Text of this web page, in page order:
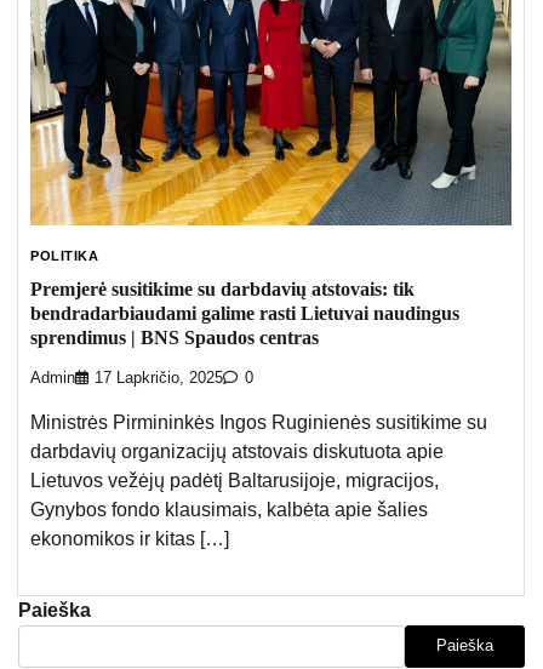
POLITIKA
Premjerė susitikime su darbdavių atstovais: tik
bendradarbiaudami galime rasti Lietuvai naudingus
sprendimus | BNS Spaudos centras
Admin 17 Lapkričio, 2025 0
Ministrės Pirmininkės Ingos Ruginienės susitikime su
darbdavių organizacijų atstovais diskutuota apie
Lietuvos vežėjų padėtį Baltarusijoje, migracijos,
Gynybos fondo klausimais, kalbėta apie šalies
ekonomikos ir kitas […]
Paieška
Paieška